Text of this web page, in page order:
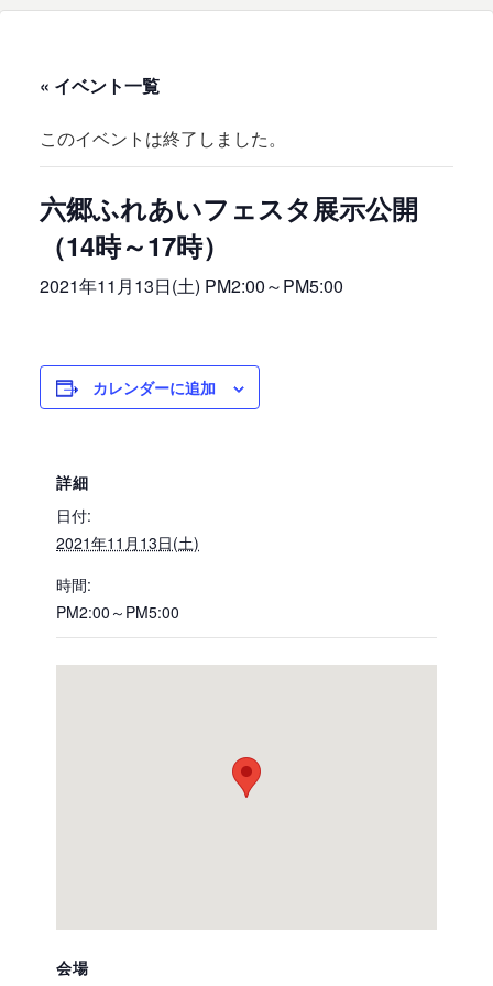
« イベント一覧
このイベントは終了しました。
六郷ふれあいフェスタ展示公開
（14時～17時）
2021年11月13日(土) PM2:00～PM5:00
カレンダーに追加
詳細
日付:
2021年11月13日(土)
時間:
PM2:00～PM5:00
会場